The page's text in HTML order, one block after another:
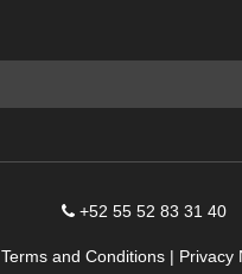
+52 55 52 83 31 40
Terms and Conditions | Privacy